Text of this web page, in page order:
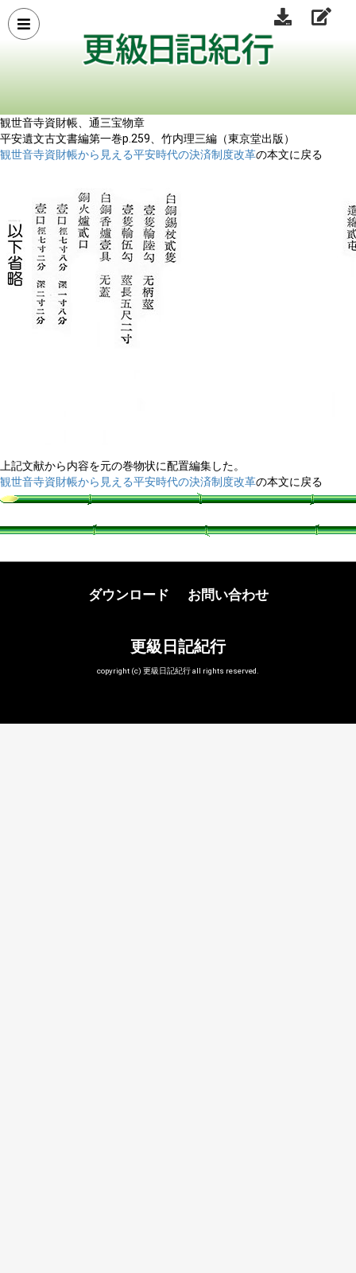
観世音寺資財帳、通三宝物章
平安遺文古文書編第一巻p.259、竹内理三編（東京堂出版）
観世音寺資財帳から見える平安時代の決済制度改革の本文に戻る
上記文献から内容を元の巻物状に配置編集した。
観世音寺資財帳から見える平安時代の決済制度改革の本文に戻る
ダウンロード お問い合わせ
更級日記紀行
copyright (c) 更級日記紀行 all rights reserved.